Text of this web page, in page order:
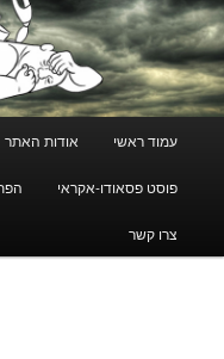
עמוד ראשי אודות האתר
פוסט פסאודו-אקראי
צרו קשר